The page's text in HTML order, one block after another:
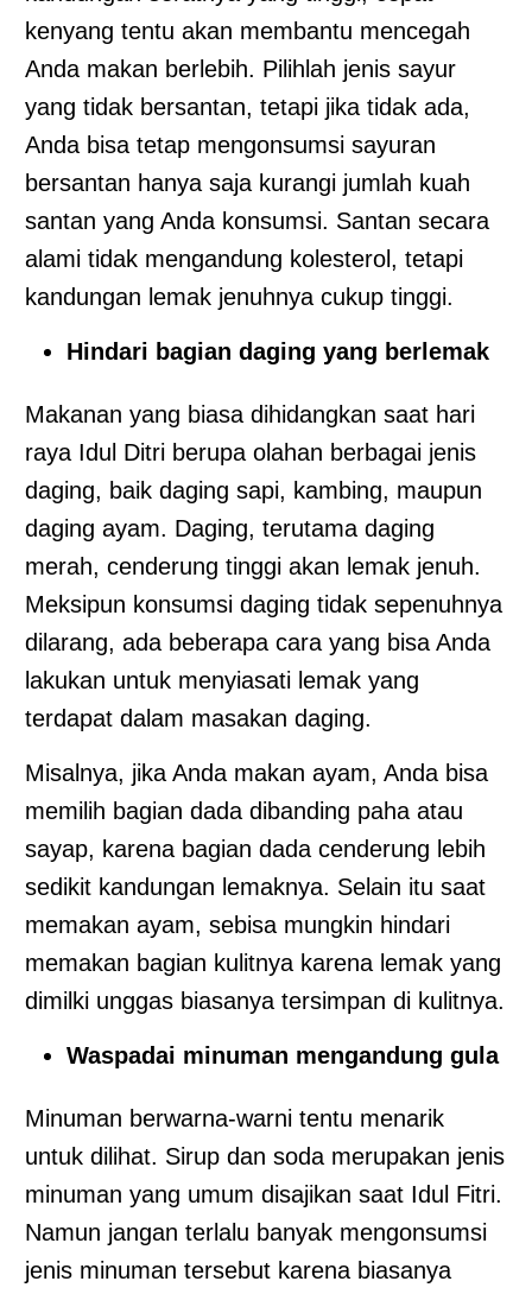
kenyang tentu akan membantu mencegah
Anda makan berlebih. Pilihlah jenis sayur
yang tidak bersantan, tetapi jika tidak ada,
Anda bisa tetap mengonsumsi sayuran
bersantan hanya saja kurangi jumlah kuah
santan yang Anda konsumsi. Santan secara
alami tidak mengandung kolesterol, tetapi
kandungan lemak jenuhnya cukup tinggi.
Hindari bagian daging yang berlemak
Makanan yang biasa dihidangkan saat hari
raya Idul Ditri berupa olahan berbagai jenis
daging, baik daging sapi, kambing, maupun
daging ayam. Daging, terutama daging
merah, cenderung tinggi akan lemak jenuh.
Meksipun konsumsi daging tidak sepenuhnya
dilarang, ada beberapa cara yang bisa Anda
lakukan untuk menyiasati lemak yang
terdapat dalam masakan daging.
Misalnya, jika Anda makan ayam, Anda bisa
memilih bagian dada dibanding paha atau
sayap, karena bagian dada cenderung lebih
sedikit kandungan lemaknya. Selain itu saat
memakan ayam, sebisa mungkin hindari
memakan bagian kulitnya karena lemak yang
dimilki unggas biasanya tersimpan di kulitnya.
Waspadai minuman mengandung gula
Minuman berwarna-warni tentu menarik
untuk dilihat. Sirup dan soda merupakan jenis
minuman yang umum disajikan saat Idul Fitri.
Namun jangan terlalu banyak mengonsumsi
jenis minuman tersebut karena biasanya